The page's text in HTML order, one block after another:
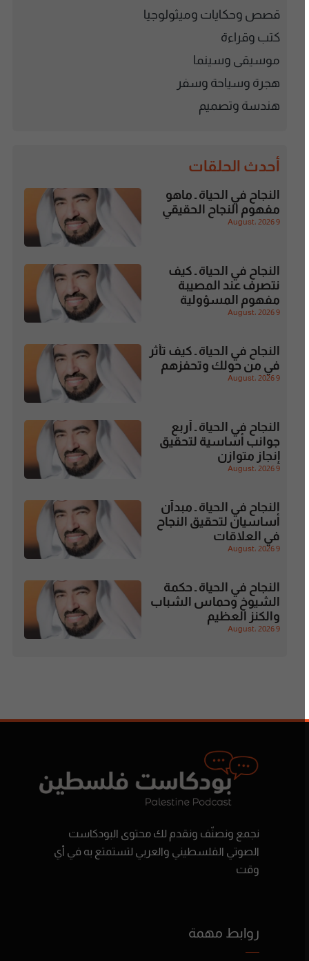
قصص وحكايات وميثولوجيا
كتب وقراءة
موسيقى وسينما
هجرة وسياحة وسفر
هندسة وتصميم
أحدث الحلقات
النجاح في الحياة ـ ماهو
مفهوم النجاح الحقيقي
9 August، 2026
النجاح في الحياة ـ كيف
نتصرف عند المصيبة
مفهوم المسؤولية
9 August، 2026
النجاح في الحياة ـ كيف تأثر
في من حولك وتحفزهم
9 August، 2026
النجاح في الحياة ـ أربع
جوانب أساسية لتحقيق
إنجاز متوازن
9 August، 2026
النجاح في الحياة ـ مبدآن
أساسيان لتحقيق النجاح
في العلاقات
9 August، 2026
النجاح في الحياة ـ حكمة
الشيوخ وحماس الشباب
والكنز العظيم
9 August، 2026
نجمع ونصنّف ونقدم لك محتوى البودكاست
الصوتي الفلسطيني والعربي لتستمتع به في أي
وقت
روابط مهمة